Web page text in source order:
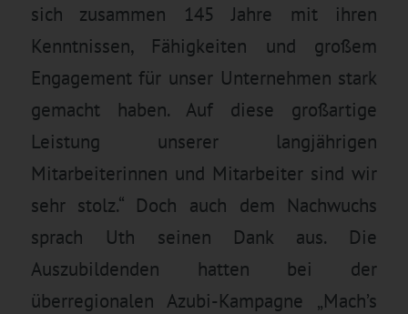
sich zusammen 145 Jahre mit ihren
Kenntnissen, Fähigkeiten und großem
Engagement für unser Unternehmen stark
gemacht haben. Auf diese großartige
Leistung unserer langjährigen
Mitarbeiterinnen und Mitarbeiter sind wir
sehr stolz.“ Doch auch dem Nachwuchs
sprach Uth seinen Dank aus. Die
Auszubildenden hatten bei der
überregionalen Azubi-Kampagne „Mach’s